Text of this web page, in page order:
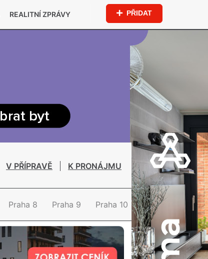
REALITNÍ ZPRÁVY PŘIDAT
V PŘÍPRAVĚ K PRONÁJMU
Praha 8 Praha 9 Praha 10